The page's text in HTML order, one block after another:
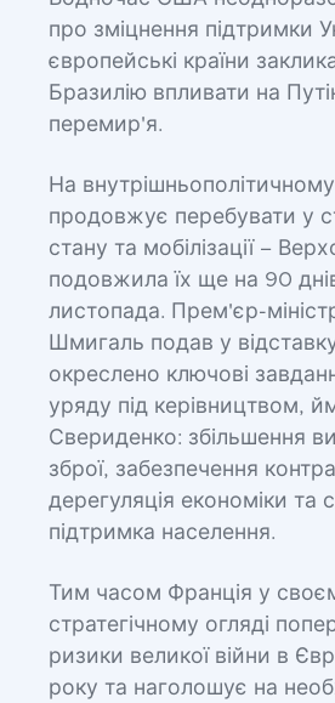
про зміцнення підтримки
європейські країни
Бразилію впливати на
перемир'я.
На внутрішньополітичному
продовжує перебувати у
стану та мобілізації –
подовжила їх ще на 90
листопада. Прем'єр-
Шмигаль подав у
окреслено ключові
уряду під керівництвом,
Свериденко: збільшення
зброї, забезпечення
дерегуляція економіки та
підтримка населення.
Тим часом Франція у
стратегічному огляді
ризики великої війни в
року та наголошує на